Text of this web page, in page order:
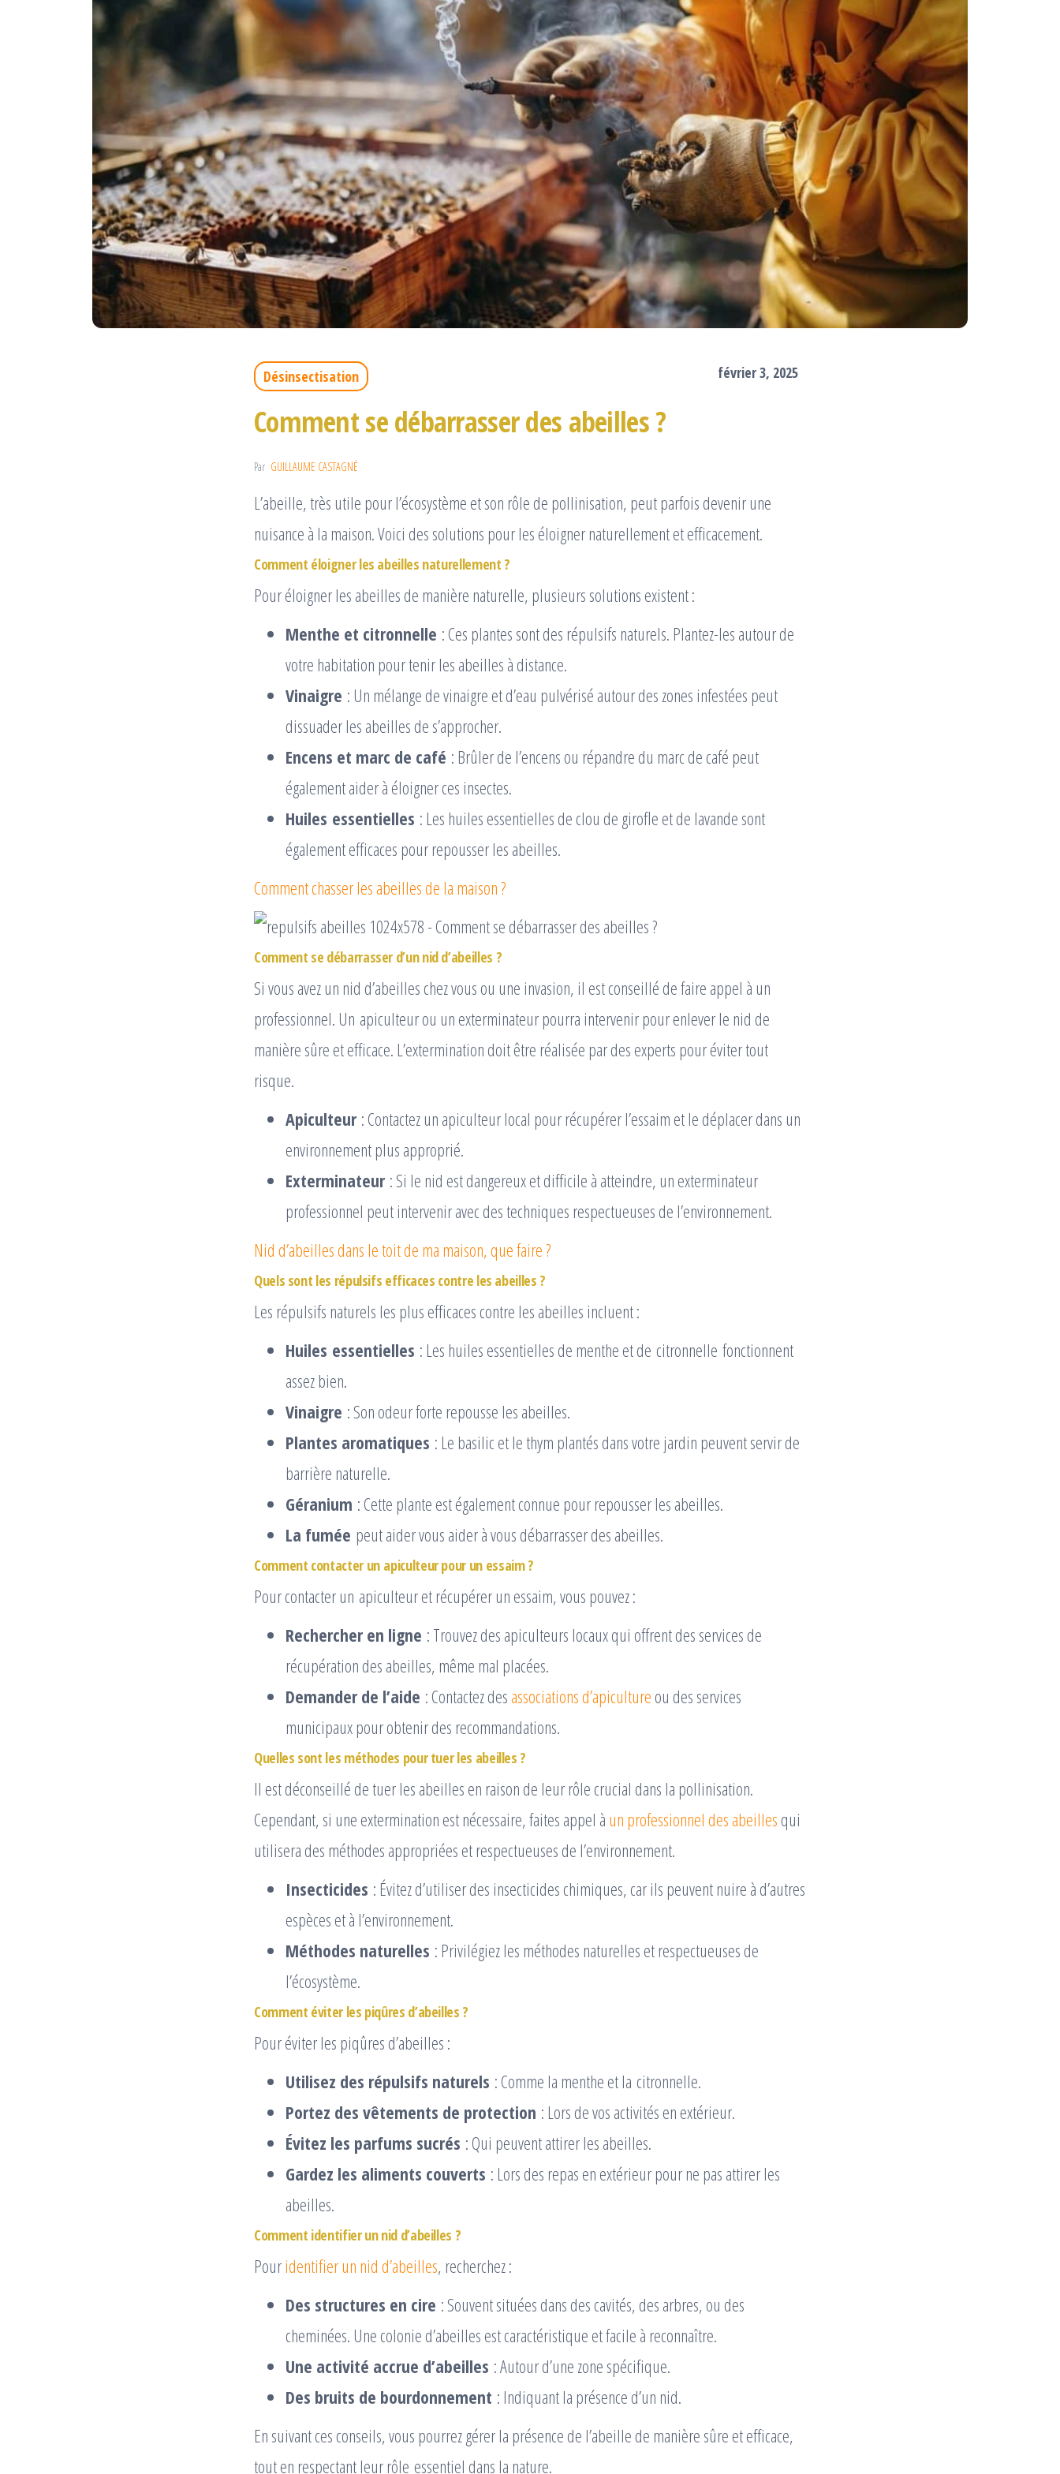
Désinsectisation février 3, 2025
Comment se débarrasser des abeilles ?
Par GUILLAUME CASTAGNÉ
L’abeille, très utile pour l’écosystème et son rôle de pollinisation, peut parfois devenir une
nuisance à la maison. Voici des solutions pour les éloigner naturellement et efficacement.
Comment éloigner les abeilles naturellement ?
Pour éloigner les abeilles de manière naturelle, plusieurs solutions existent :
Menthe et citronnelle : Ces plantes sont des répulsifs naturels. Plantez-les autour de
votre habitation pour tenir les abeilles à distance.
Vinaigre : Un mélange de vinaigre et d’eau pulvérisé autour des zones infestées peut
dissuader les abeilles de s’approcher.
Encens et marc de café : Brûler de l’encens ou répandre du marc de café peut
également aider à éloigner ces insectes.
Huiles essentielles : Les huiles essentielles de clou de girofle et de lavande sont
également efficaces pour repousser les abeilles.
Comment chasser les abeilles de la maison ?
Comment se débarrasser d’un nid d’abeilles ?
Si vous avez un nid d’abeilles chez vous ou une invasion, il est conseillé de faire appel à un
professionnel. Un apiculteur ou un exterminateur pourra intervenir pour enlever le nid de
manière sûre et efficace. L’extermination doit être réalisée par des experts pour éviter tout
risque.
Apiculteur : Contactez un apiculteur local pour récupérer l’essaim et le déplacer dans un
environnement plus approprié.
Exterminateur : Si le nid est dangereux et difficile à atteindre, un exterminateur
professionnel peut intervenir avec des techniques respectueuses de l’environnement.
Nid d’abeilles dans le toit de ma maison, que faire ?
Quels sont les répulsifs efficaces contre les abeilles ?
Les répulsifs naturels les plus efficaces contre les abeilles incluent :
Huiles essentielles : Les huiles essentielles de menthe et de citronnelle fonctionnent
assez bien.
Vinaigre : Son odeur forte repousse les abeilles.
Plantes aromatiques : Le basilic et le thym plantés dans votre jardin peuvent servir de
barrière naturelle.
Géranium : Cette plante est également connue pour repousser les abeilles.
La fumée peut aider vous aider à vous débarrasser des abeilles.
Comment contacter un apiculteur pour un essaim ?
Pour contacter un apiculteur et récupérer un essaim, vous pouvez :
Rechercher en ligne : Trouvez des apiculteurs locaux qui offrent des services de
récupération des abeilles, même mal placées.
Demander de l’aide : Contactez des associations d’apiculture ou des services
municipaux pour obtenir des recommandations.
Quelles sont les méthodes pour tuer les abeilles ?
Il est déconseillé de tuer les abeilles en raison de leur rôle crucial dans la pollinisation.
Cependant, si une extermination est nécessaire, faites appel à un professionnel des abeilles qui
utilisera des méthodes appropriées et respectueuses de l’environnement.
Insecticides : Évitez d’utiliser des insecticides chimiques, car ils peuvent nuire à d’autres
espèces et à l’environnement.
Méthodes naturelles : Privilégiez les méthodes naturelles et respectueuses de
l’écosystème.
Comment éviter les piqûres d’abeilles ?
Pour éviter les piqûres d’abeilles :
Utilisez des répulsifs naturels : Comme la menthe et la citronnelle.
Portez des vêtements de protection : Lors de vos activités en extérieur.
Évitez les parfums sucrés : Qui peuvent attirer les abeilles.
Gardez les aliments couverts : Lors des repas en extérieur pour ne pas attirer les
abeilles.
Comment identifier un nid d’abeilles ?
Pouridentifier un nid d’abeilles, recherchez :
Des structures en cire : Souvent situées dans des cavités, des arbres, ou des
cheminées. Une colonie d’abeilles est caractéristique et facile à reconnaître.
Une activité accrue d’abeilles : Autour d’une zone spécifique.
Des bruits de bourdonnement : Indiquant la présence d’un nid.
En suivant ces conseils, vous pourrez gérer la présence de l’abeille de manière sûre et efficace,
tout en respectant leur rôle essentiel dans la nature.